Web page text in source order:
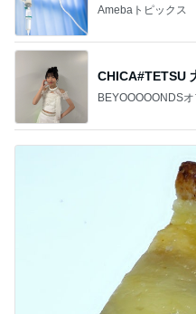
Amebaトピックス
BEYOOOOONDS